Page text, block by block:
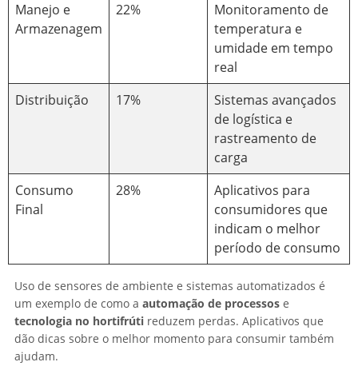
Manejo e
Armazenagem
22%
Monitoramento de
temperatura e
umidade em tempo
real
Distribuição
17%
Sistemas avançados
de logística e
rastreamento de
carga
Consumo
Final
28%
Aplicativos para
consumidores que
indicam o melhor
período de consumo
Uso de sensores de ambiente e sistemas automatizados é
um exemplo de como a automação de processos e
tecnologia no hortifrúti reduzem perdas. Aplicativos que
dão dicas sobre o melhor momento para consumir também
ajudam.